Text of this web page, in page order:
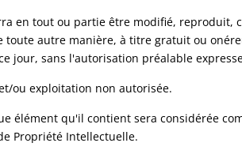
en tout ou partie être modifié,
autre manière, à titre gratuit ou
jour, sans l'autorisation préalable
ou exploitation non autorisée.
élément qu'il contient sera considérée
Propriété Intellectuelle.